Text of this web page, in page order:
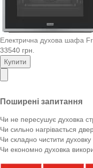
Електрична духова шафа
33540 грн.
Купити
Поширені запитання
Чи не пересушує духовка
Чи сильно нагрівається
Чи складно чистити
Чи економно духовка